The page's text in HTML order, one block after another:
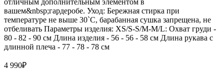
вашем&nbsp;гардеробе. Уход: Бережная стирка при
температуре не выше 30`C, барабанная сушка запрещена, не
отбеливать Параметры изделия: XS/S-S/M-M/L: Охват груди -
80 - 82 - 90 см Длина изделия - 56 - 56 - 58 см Длина рукава с
длинной плеча - 77 - 78 - 78 см
4 990₽